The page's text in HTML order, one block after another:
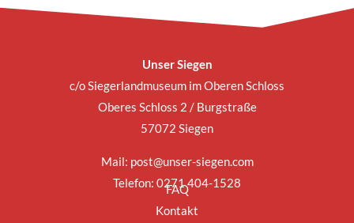
Unser Siegen
c/o Siegerlandmuseum im Oberen Schloss
Oberes Schloss 2 / Burgstraße
57072 Siegen
Mail: post@unser-siegen.com
Telefon: 0271 404-1528
FAQ
Kontakt